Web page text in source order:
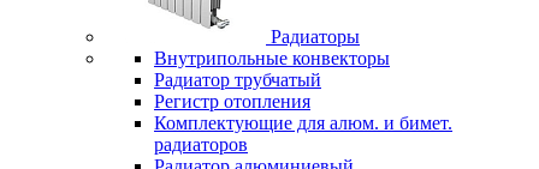
Радиаторы
Внутрипольные конвекторы
Радиатор трубчатый
Регистр отопления
Комплектующие для алюм. и бимет.
радиаторов